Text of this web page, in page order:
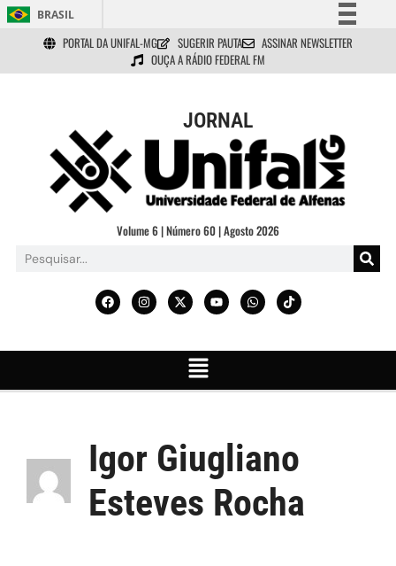
BRASIL
Simplifique!
Comunica BR
Acesso à informação
Legislação
Canais
PORTAL DA UNIFAL-MG SUGERIR PAUTA
ASSINAR NEWSLETTER
OUÇA A RÁDIO FEDERAL FM
JORNAL
Volume 6 | Número 60 | Agosto 2026
Igor Giugliano
Esteves Rocha